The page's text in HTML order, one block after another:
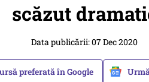
scăzut
Data publicării: 07 Dec 2020
preferată în Google